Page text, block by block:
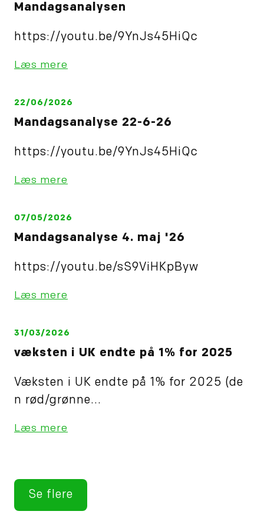
Mandagsanalysen
https://youtu.be/9YnJs45HiQc
Læs mere
22/06/2026
Mandagsanalyse 22-6-26
https://youtu.be/9YnJs45HiQc
Læs mere
07/05/2026
Mandagsanalyse 4. maj '26
https://youtu.be/sS9ViHKpByw
Læs mere
31/03/2026
væksten i UK endte på 1% for 2025
Væksten i UK endte på 1% for 2025 (de
n rød/grønne...
Læs mere
Se flere